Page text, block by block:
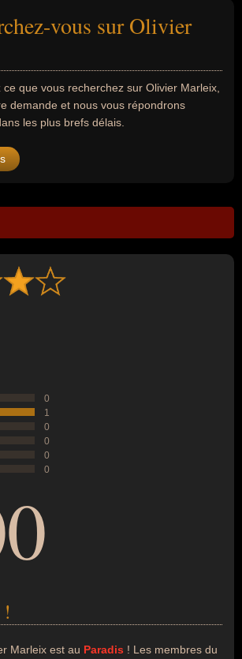
vous sur Olivier
que vous recherchez sur Olivier Marleix,
demande et nous vous répondrons
les plus brefs délais.
0
1
0
0
0
0
Marleix est au Paradis ! Les membres du